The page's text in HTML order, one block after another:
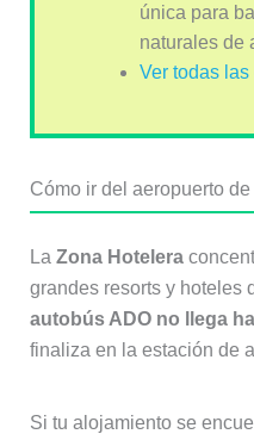
única para
naturales de
Ver todas
Cómo ir del aeropuerto
La Zona Hotelera
grandes resorts y hoteles
autobús ADO no llega
finaliza en la estación de
Si tu alojamiento se